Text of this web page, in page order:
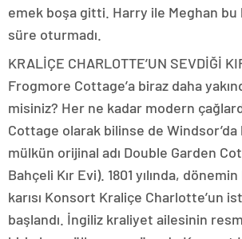
emek boşa gitti. Harry ile Meghan
süre oturmadı.
KRALİÇE CHARLOTTE’UN SEVDİĞİ
Frogmore Cottage’a biraz daha
misiniz? Her ne kadar modern
Cottage olarak bilinse de Windsor’da
mülkün orijinal adı Double Garden
Bahçeli Kır Evi). 1801 yılında,
karısı Konsort Kraliçe Charlotte’un
başlandı. İngiliz kraliyet ailesinin